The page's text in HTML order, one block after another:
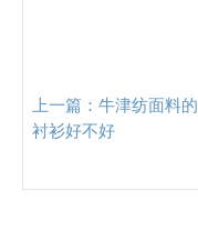
上一篇：牛津纺面料的
衬衫好不好